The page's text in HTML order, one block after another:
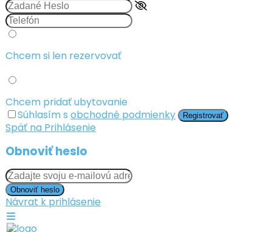
Chcem si len rezervovať
Chcem pridať ubytovanie
Súhlasím s obchodné podmienky Registrovať
Späť na Prihlásenie
Obnoviť heslo
Obnoviť heslo
Návrat k prihlásenie